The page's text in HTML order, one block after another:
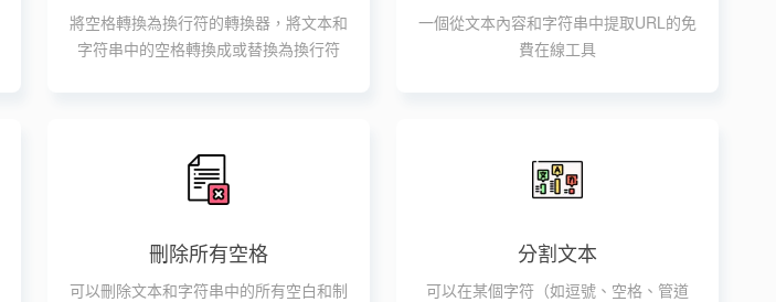
將空格轉換為換行符的轉換器，將文本和
字符串中的空格轉換成或替換為換行符
一個從文本內容和字符串中提取URL的免
費在線工具
刪除所有空格
可以刪除文本和字符串中的所有空白和制
分割文本
可以在某個字符（如逗號、空格、管道